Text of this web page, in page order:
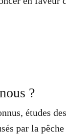
?
études
par la